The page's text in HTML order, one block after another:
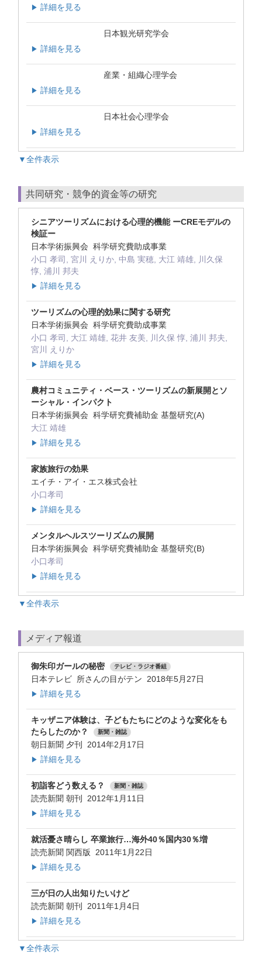
▶ 詳細を見る
日本観光研究学会
▶ 詳細を見る
産業・組織心理学会
▶ 詳細を見る
日本社会心理学会
▶ 詳細を見る
▼全件表示
共同研究・競争的資金等の研究
シニアツーリズムにおける心理的機能 ーCREモデルの
検証ー
日本学術振興会 科学研究費助成事業
小口 孝司, 宮川 えりか, 中島 実穂, 大江 靖雄, 川久保
惇, 浦川 邦夫
▶ 詳細を見る
ツーリズムの心理的効果に関する研究
日本学術振興会 科学研究費助成事業
小口 孝司, 大江 靖雄, 花井 友美, 川久保 惇, 浦川 邦夫,
宮川 えりか
▶ 詳細を見る
農村コミュニティ・ベース・ツーリズムの新展開とソ
ーシャル・インパクト
日本学術振興会 科学研究費補助金 基盤研究(A)
大江 靖雄
▶ 詳細を見る
家族旅行の効果
エイチ・アイ・エス株式会社
小口孝司
▶ 詳細を見る
メンタルヘルスツーリズムの展開
日本学術振興会 科学研究費補助金 基盤研究(B)
小口孝司
▶ 詳細を見る
▼全件表示
メディア報道
御朱印ガールの秘密 テレビ・ラジオ番組
日本テレビ 所さんの目がテン 2018年5月27日
▶ 詳細を見る
キッザニア体験は、子どもたちにどのような変化をも
たらしたのか？
新聞・雑誌
朝日新聞 夕刊 2014年2月17日
▶ 詳細を見る
初詣客どう数える？ 新聞・雑誌
読売新聞 朝刊 2012年1月11日
▶ 詳細を見る
就活憂さ晴らし 卒業旅行…海外40％国内30％増
読売新聞 関西版 2011年1月22日
▶ 詳細を見る
三が日の人出知りたいけど
読売新聞 朝刊 2011年1月4日
▶ 詳細を見る
▼全件表示